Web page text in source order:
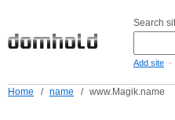
Search
Add site -
Home / name / www.Magik.name